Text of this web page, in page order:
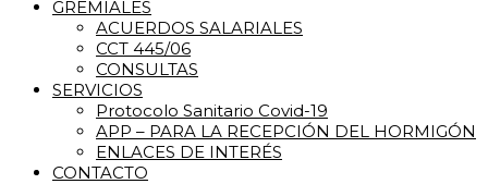
GREMIALES
ACUERDOS SALARIALES
CCT 445/06
CONSULTAS
SERVICIOS
Protocolo Sanitario Covid-19
APP – PARA LA RECEPCIÓN DEL HORMIGÓN
ENLACES DE INTERÉS
CONTACTO